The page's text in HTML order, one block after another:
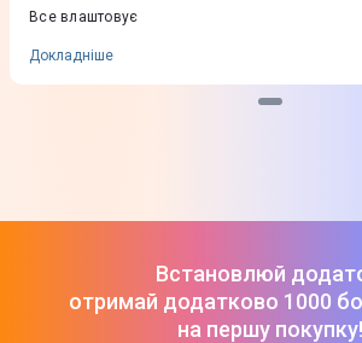
Все влаштовує
Докладніше
Встановлюй
отримай додатково 1000
на першу покупку!